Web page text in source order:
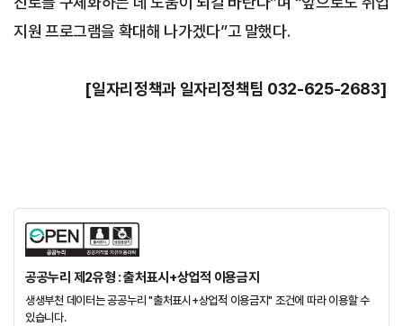
지원 프로그램을 확대해 나가겠다”고 말했다.
[일자리정책과 일자리정책팀 032-625-2683]
공공누리 제2유형 : 출처표시+상업적 이용금지
생생부천 데이터는 공공누리 "출처표시+상업적 이용금지" 조건에 따라 이용할 수
있습니다.